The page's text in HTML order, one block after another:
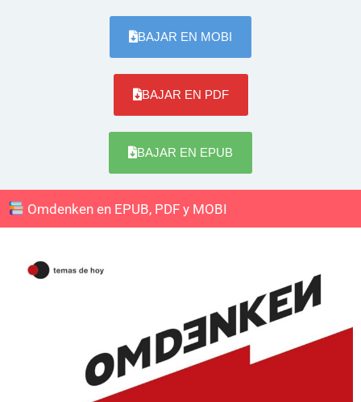
BAJAR EN MOBI
BAJAR EN PDF
BAJAR EN EPUB
Omdenken en EPUB, PDF y MOBI